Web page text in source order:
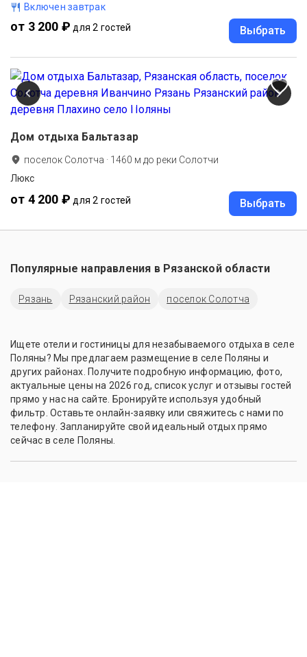
Включен завтрак
от 3 200 ₽ для 2 гостей Выбрать
Дом отдыха Бальтазар
поселок Солотча · 1460 м до реки Солотчи
Люкс
от 4 200 ₽ для 2 гостей Выбрать
Популярные направления в Рязанской области
Рязань Рязанский район поселок Солотча
Ищете отели и гостиницы для незабываемого отдыха в селе
Поляны? Мы предлагаем размещение в селе Поляны и
других районах. Получите подробную информацию, фото,
актуальные цены на 2026 год, список услуг и отзывы гостей
прямо у нас на сайте. Бронируйте используя удобный
фильтр. Оставьте онлайн-заявку или свяжитесь с нами по
телефону. Запланируйте свой идеальный отдых прямо
сейчас в селе Поляны.